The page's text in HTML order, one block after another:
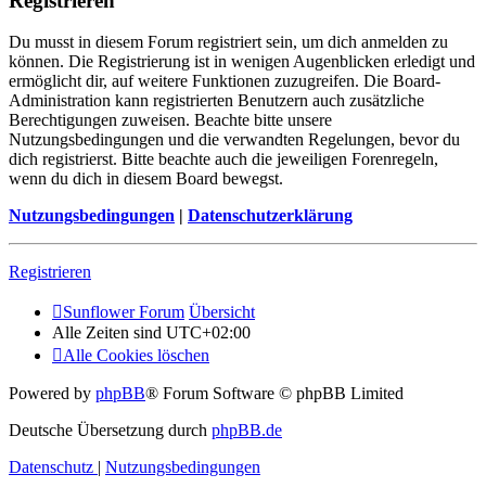
Du musst in diesem Forum registriert sein, um dich anmelden zu
können. Die Registrierung ist in wenigen Augenblicken erledigt und
ermöglicht dir, auf weitere Funktionen zuzugreifen. Die Board-
Administration kann registrierten Benutzern auch zusätzliche
Berechtigungen zuweisen. Beachte bitte unsere
Nutzungsbedingungen und die verwandten Regelungen, bevor du
dich registrierst. Bitte beachte auch die jeweiligen Forenregeln,
wenn du dich in diesem Board bewegst.
Nutzungsbedingungen | Datenschutzerklärung
Registrieren
Sunflower Forum Übersicht
Alle Zeiten sind UTC+02:00
Alle Cookies löschen
Powered by phpBB® Forum Software © phpBB Limited
Deutsche Übersetzung durch phpBB.de
Datenschutz | Nutzungsbedingungen